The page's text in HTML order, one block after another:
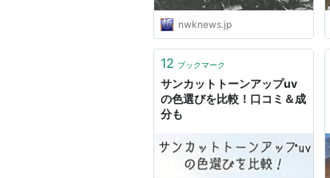
nwknews.jp
12 ブックマーク
サンカットトーンアップuv
の色選びを比較！口コミ＆成
分も